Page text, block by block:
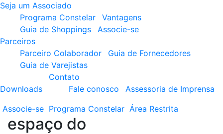
Seja um Associado
Programa Constelar
Vantagens
Guia de Shoppings
Associe-se
Parceiros
Parceiro Colaborador
Guia de Fornecedores
Guia de Varejistas
Downloads
Contato
Fale conosco
Assessoria de Imprensa
Associe-se Programa Constelar Área Restrita
espaço do